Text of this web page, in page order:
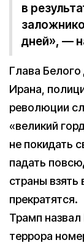
в
дней», —
Глава
Ирана,
революции
«великий
не покидать
падать
страны взять
прекратятся.
Трамп
террора